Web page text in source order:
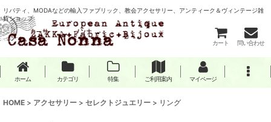
リバティ、MODAなどの輸入ファブリック、教会アクセサリー、アンティーク＆ヴィンテージ雑
貨ショップ
カート 問い合わせ
ホーム カテゴリ 特集 ご利用案内 マイページ
HOME > アクセサリー > セレクトジュエリー > リング